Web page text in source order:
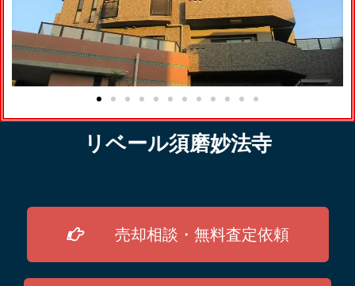
リベール須磨妙法寺
売却相談・無料査定依頼